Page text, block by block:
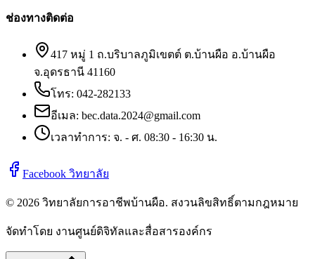
ช่องทางติดต่อ
417 หมู่ 1 ถ.บริบาลภูมิเขตต์ ต.บ้านผือ อ.บ้านผือ
จ.อุดรธานี 41160
โทร: 042-282133
อีเมล: bec.data.2024@gmail.com
เวลาทำการ: จ. - ศ. 08:30 - 16:30 น.
Facebook วิทยาลัย
© 2026 วิทยาลัยการอาชีพบ้านผือ. สงวนลิขสิทธิ์ตามกฎหมาย
จัดทำโดย งานศูนย์ดิจิทัลและสื่อสารองค์กร